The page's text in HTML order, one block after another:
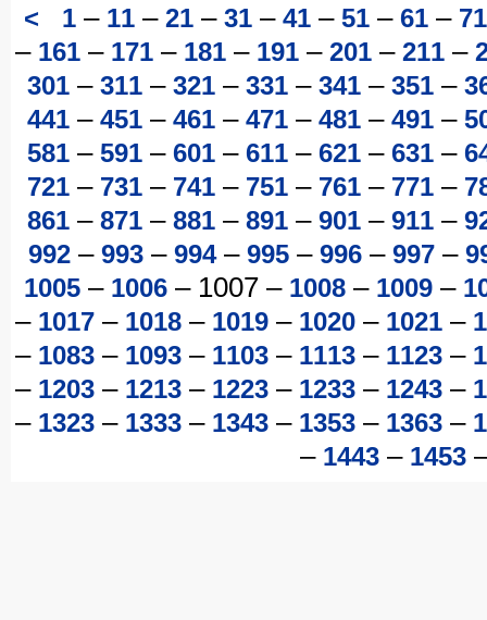
< 1 – 11 – 21 – 31 – 41 – 51 – 61 – 71
– 161 – 171 – 181 – 191 – 201 – 211 –
301– 311– 321– 331– 341– 351–
441– 451– 461– 471– 481– 491–
581– 591– 601– 611– 621– 631–
721– 731– 741– 751– 761– 771–
861– 871– 881– 891– 901– 911–
992– 993– 994– 995– 996– 997–
1005 – 1006 – 1007 – 1008 – 1009 –
– 1017– 1018– 1019– 1020– 1021–
– 1083– 1093– 1103– 1113– 1123–
– 1203– 1213– 1223– 1233– 1243–
– 1323– 1333– 1343– 1353– 1363–
– 1443 – 1453